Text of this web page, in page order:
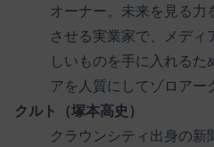
オーナー。未来を見る力
させる実業家で、メディ
しいものを手に入れるた
アを人質にしてゾロアー
クルト（塚本高史）
クラウンシティ出身の新